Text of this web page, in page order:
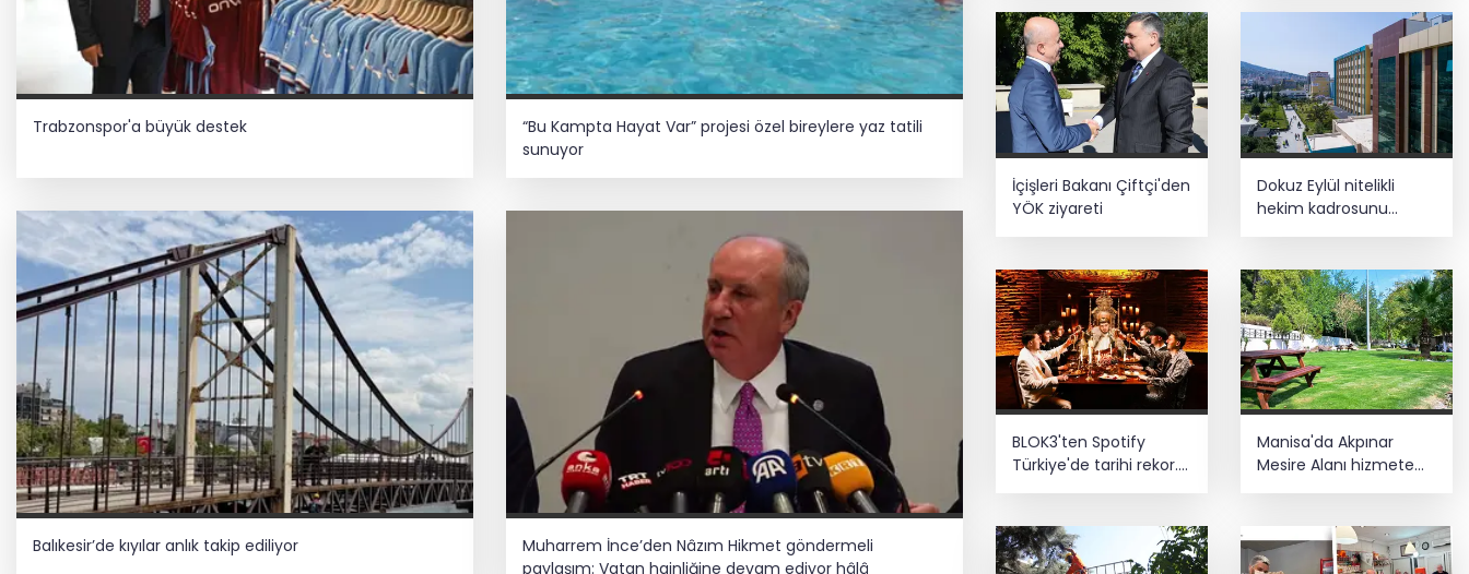
Trabzonspor'a büyük destek
“Bu Kampta Hayat Var” projesi özel bireylere yaz tatili
sunuyor
Balıkesir’de kıyılar anlık takip ediliyor
Muharrem İnce’den Nâzım Hikmet göndermeli
paylaşım: Vatan hainliğine devam ediyor hâlâ
İçişleri Bakanı Çiftçi'den
YÖK ziyareti
Dokuz Eylül nitelikli
hekim kadrosunu
BLOK3'ten Spotify
Türkiye'de tarihi rekor...
Albümdeki 10 şarkının
Manisa'da Akpınar
Mesire Alanı hizmete
açılıyor